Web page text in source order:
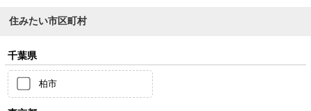
住みたい市区町村
千葉県
柏市